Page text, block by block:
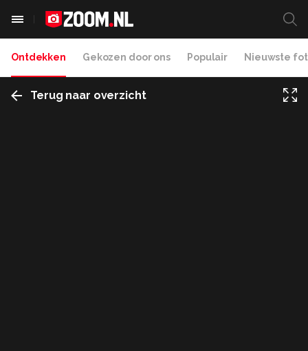
Ontdekken Gekozen door ons Populair Nieuwste
Terug naar overzicht